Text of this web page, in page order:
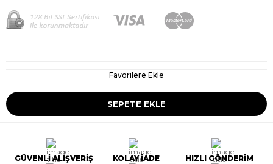
Favorilere Ekle
GÜVENLİ ALIŞVERİŞ KOLAY İADE HIZLI GÖNDERİM